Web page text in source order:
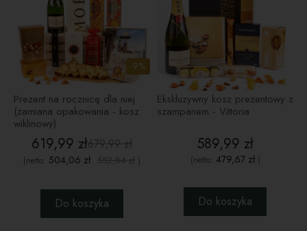
Prezent na rocznicę dla niej
(zamiana opakowania - kosz
wiklinowy)
619,99 zł
-9%
(netto: 504,06 zł )
Do koszyka
Ekskluzywny kosz prezentowy z
szampanem - Vittoria
589,99 zł
(netto: 479,67 zł)
Do koszyka